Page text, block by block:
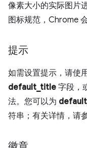
像素大小的实际图片
图标规范，Chrome
提示
如需设置提示，请使
default_title 字段，
法。您可以为
符串；有关详情，请